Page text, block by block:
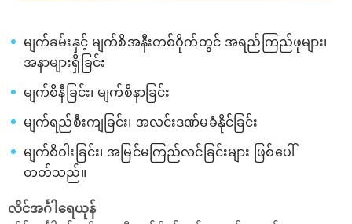
မျက်ခမ်းနှင့် မျက်စိအနီးတစ်ဝိုက်တွင် အရည်ကြည်ဖုများ၊
အနာများရှိခြင်း
မျက်စိနီခြင်း၊ မျက်စိနာခြင်း
မျက်ရည်စီးကျခြင်း၊ အလင်းဒဏ်မခံနိုင်ခြင်း
မျက်စိဝါးခြင်း၊ အမြင်မကြည်လင်ခြင်းများ ဖြစ်ပေါ်
တတ်သည်။
လိင်အင်္ဂါရေယုန်